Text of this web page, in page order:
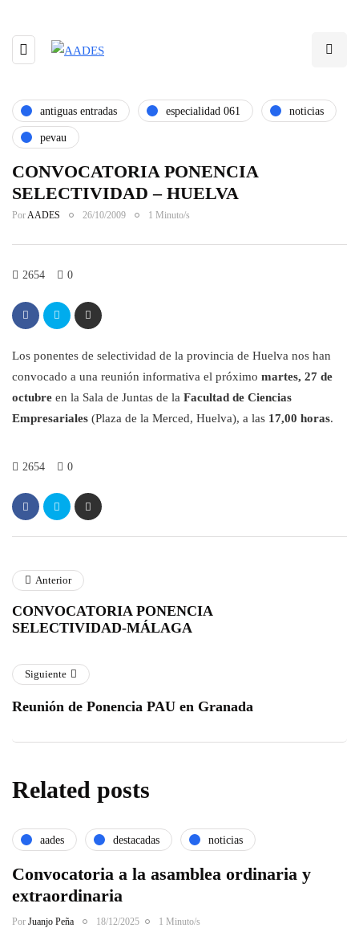
antiguas entradas especialidad 061 noticias
pevau
CONVOCATORIA PONENCIA
SELECTIVIDAD – HUELVA
PorAADES 26/10/2009 1 Minuto/s
2654 0
Los ponentes de selectividad de la provincia de Huelva nos han
convocado a una reunión informativa el próximo martes, 27 de
octubre en la Sala de Juntas de la Facultad de Ciencias
Empresariales (Plaza de la Merced, Huelva), a las 17,00 horas.
2654 0
Anterior
CONVOCATORIA PONENCIA
SELECTIVIDAD-MÁLAGA
Siguiente
Reunión de Ponencia PAU en Granada
Related posts
aades destacadas noticias
Convocatoria a la asamblea ordinaria y
extraordinaria
Por Juanjo Peña 18/12/2025 1 Minuto/s